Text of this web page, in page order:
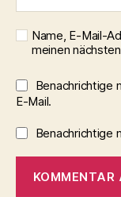
Name, E-Mail-
meinen
Benachrichtige
E-Mail.
Benachrichtige